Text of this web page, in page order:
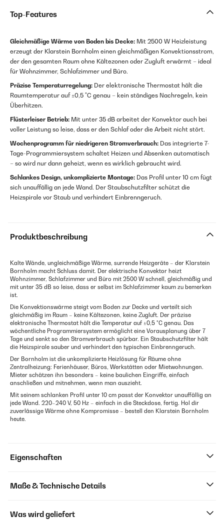
Top-Features
Gleichmäßige Wärme von Boden bis Decke: Mit 2500 W Heizleistung
erzeugt der Klarstein Bornholm einen gleichmäßigen Konvektionsstrom,
der den gesamten Raum ohne Kältezonen oder Zugluft erwärmt – ideal
für Wohnzimmer, Schlafzimmer und Büro.
Präzise Temperaturregelung: Der elektronische Thermostat hält die
Raumtemperatur auf ±0,5 °C genau – kein ständiges Nachregeln, kein
Überhitzen.
Flüsterleiser Betrieb: Mit unter 35 dB arbeitet der Konvektor auch bei
voller Leistung so leise, dass er den Schlaf oder die Arbeit nicht stört.
Wochenprogramm für niedrigeren Stromverbrauch: Das integrierte 7-
Tage-Programmiersystem schaltet Heizen und Absenken automatisch
– so wird nur dann geheizt, wenn es wirklich gebraucht wird.
Schlankes Design, unkomplizierte Montage: Das Profil unter 10 cm fügt
sich unauffällig an jede Wand. Der Staubschutzfilter schützt die
Heizspirale vor Staub und verhindert Einbrenngeruch.
Produktbeschreibung
Kalte Wände, ungleichmäßige Wärme, surrende Heizgeräte – der Klarstein
Bornholm macht Schluss damit. Der elektrische Konvektor heizt
Wohnzimmer, Schlafzimmer und Büro mit 2500 W schnell, gleichmäßig und
mit unter 35 dB so leise, dass er selbst im Schlafzimmer kaum zu bemerken
ist.
Die Konvektionswärme steigt vom Boden zur Decke und verteilt sich
gleichmäßig im Raum – keine Kältezonen, keine Zugluft. Der präzise
elektronische Thermostat hält die Temperatur auf ±0,5 °C genau. Das
wöchentliche Programmiersystem ermöglicht eine Vorausplanung über 7
Tage und senkt so den Stromverbrauch spürbar. Ein Staubschutzfilter hält
die Heizspirale sauber und verhindert den typischen Einbrenngeruch.
Der Bornholm ist die unkomplizierte Heizlösung für Räume ohne
Zentralheizung: Ferienhäuser, Büros, Werkstätten oder Mietwohnungen.
Mieter schätzen ihn besonders – keine baulichen Eingriffe, einfach
anschließen und mitnehmen, wenn man auszieht.
Mit seinem schlanken Profil unter 10 cm passt der Konvektor unauffällig an
jede Wand. 220–240 V, 50 Hz – einfach in die Steckdose, fertig. Hol dir
zuverlässige Wärme ohne Kompromisse – bestell den Klarstein Bornholm
heute.
Eigenschaften
Maße & Technische Details
Was wird geliefert